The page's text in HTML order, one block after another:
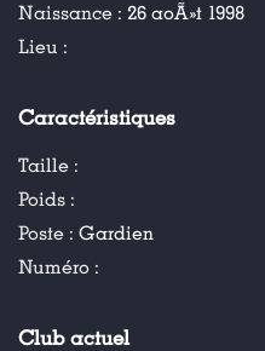
Naissance : 26 aoÃ»t 1998
Lieu :
Caractéristiques
Taille :
Poids :
Poste : Gardien
Numéro :
Club actuel